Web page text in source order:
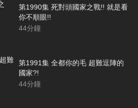
第1990集 死對頭國家之戰!! 就是看
你不順眼!!
44分鐘
第1991集 全都你的毛 超難逗陣的
國家?!
44分鐘